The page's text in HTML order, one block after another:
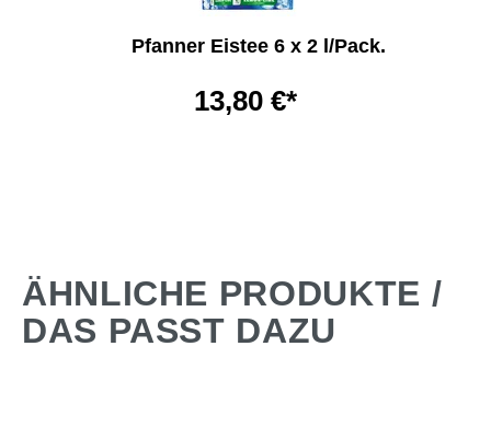
Pfanner Eistee 6 x 2 l/Pack.
13,80 €*
ÄHNLICHE PRODUKTE /
DAS PASST DAZU